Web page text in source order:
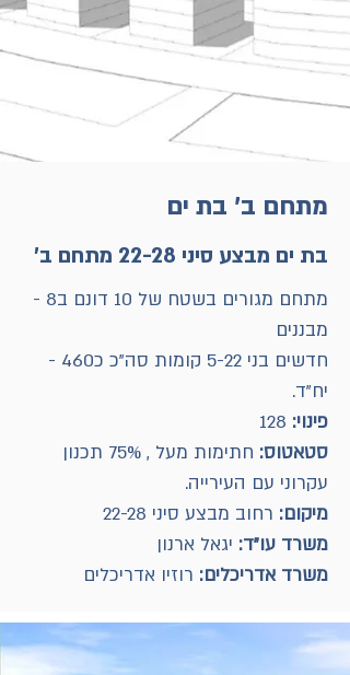
מתחם ב' בת ים
בת ים מבצע סיני 22-28 מתחם ב'
מתחם‭ ‬מגורים‭ ‬בשטח‭ ‬של‭ ‬10‭ ‬דונם‭ ‬ב‭- ‬8‭
‬מבננים
חדשים‭ ‬בני‭ ‬5-22‭ ‬קומות‭ ‬סה‭"‬כ‭ ‬כ‭- ‬460‭
‬יח‭"‬ד‭ .‬
פינוי:
סטאטוס‭:‬
‬עקרוני‭ ‬עם‭ ‬העירייה‭.‬
מיקום‭:‬ רחוב‭ ‬מבצע‭ ‬סיני ‭ ‬22-28
משרד‭ ‬עו"ד‭:‬‭‬
יגאל‭ ‬ארנון
משרד‭ ‬אדריכלים‭:‬
רוזיו‭ ‬אדריכלים